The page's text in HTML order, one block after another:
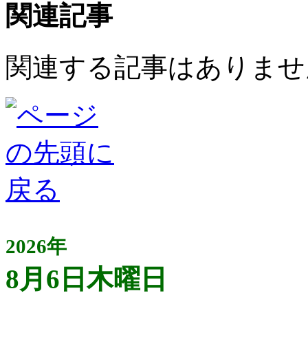
関連記事
関連する記事はありま
2026年
8月6日木曜日